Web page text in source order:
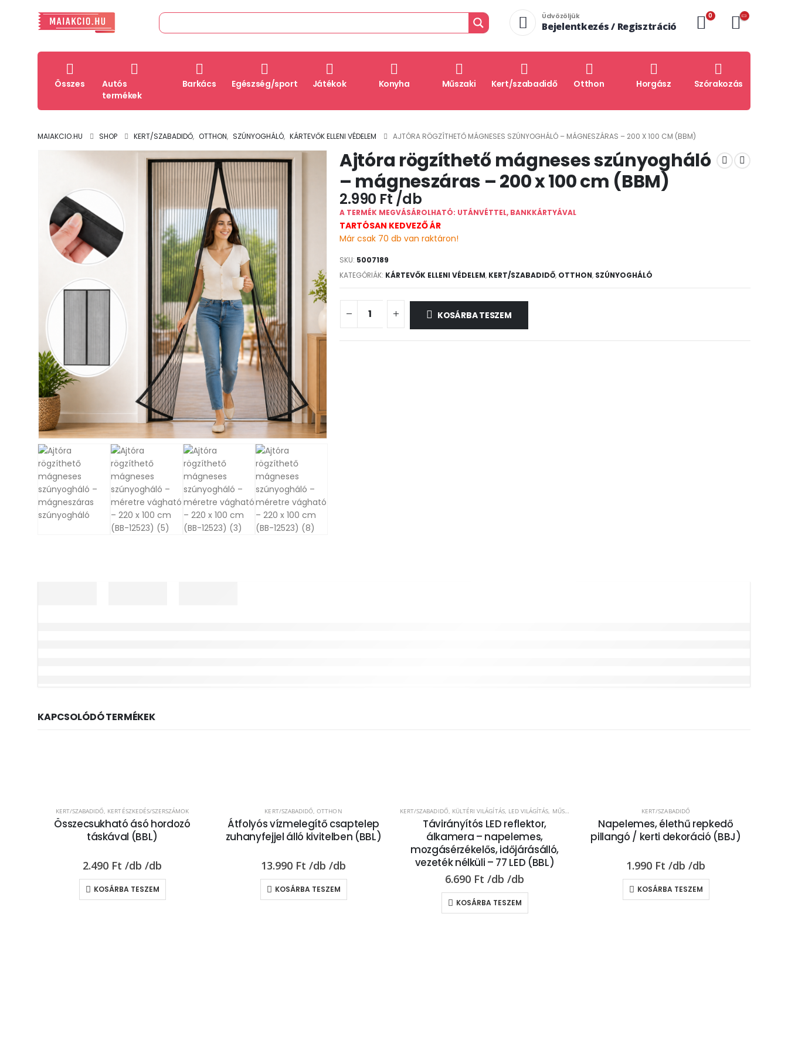
Üdvözöljük
Bejelentkezés / Regisztráció
0
Összes
Autós
termékek
Barkács Egészség/sport Játékok Konyha Műszaki Kert/szabadidő Otthon Horgász Szórakozás
MAIAKCIO.HU SHOP KERT/SZABADIDŐ, OTTHON, SZÚNYOGHÁLÓ, KÁRTEVŐK ELLENI VÉDELEM AJTÓRA RÖGZÍTHETŐ MÁGNESES SZÚNYOGHÁLÓ – MÁGNESZÁRAS – 200 X 100 CM (BBM)
Ajtóra rögzíthető mágneses szúnyogháló
– mágneszáras – 200 x 100 cm (BBM)
2.990 Ft
A TERMÉK MEGVÁSÁROLHATÓ: UTÁNVÉTTEL, BANKKÁRTYÁVAL
TARTÓSAN KEDVEZŐ ÁR
Már csak 70 db van raktáron!
SKU: 5007189
KATEGÓRIÁK: KÁRTEVŐK ELLENI VÉDELEM, KERT/SZABADIDŐ, OTTHON, SZÚNYOGHÁLÓ
KOSÁRBA TESZEM
KAPCSOLÓDÓ TERMÉKEK
KERT/SZABADIDŐ, KERTÉSZKEDÉS/SZERSZÁMOK
Összecsukható ásó hordozó
táskával (BBL)
2.490 Ft
KOSÁRBA TESZEM
KERT/SZABADIDŐ,OTTHON
Átfolyós vízmelegítő csaptelep
zuhanyfejjel álló kivitelben (BBL)
13.990 Ft
KOSÁRBA TESZEM
KERT/SZABADIDŐ, KÜLTÉRI VILÁGÍTÁS, LED VILÁGÍTÁS, MŰSZAKI SZOLÁR, NAPELEMES LÁMPÁK
Távirányítós LED reflektor,
álkamera – napelemes,
mozgásérzékelős, időjárásálló,
vezeték nélküli – 77 LED (BBL)
6.690 Ft
KOSÁRBA TESZEM
KERT/SZABADIDŐ
Napelemes, élethű repkedő
pillangó / kerti dekoráció (BBJ)
1.990 Ft
KOSÁRBA TESZEM